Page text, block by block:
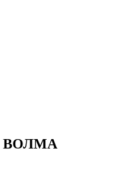
ВОЛМА